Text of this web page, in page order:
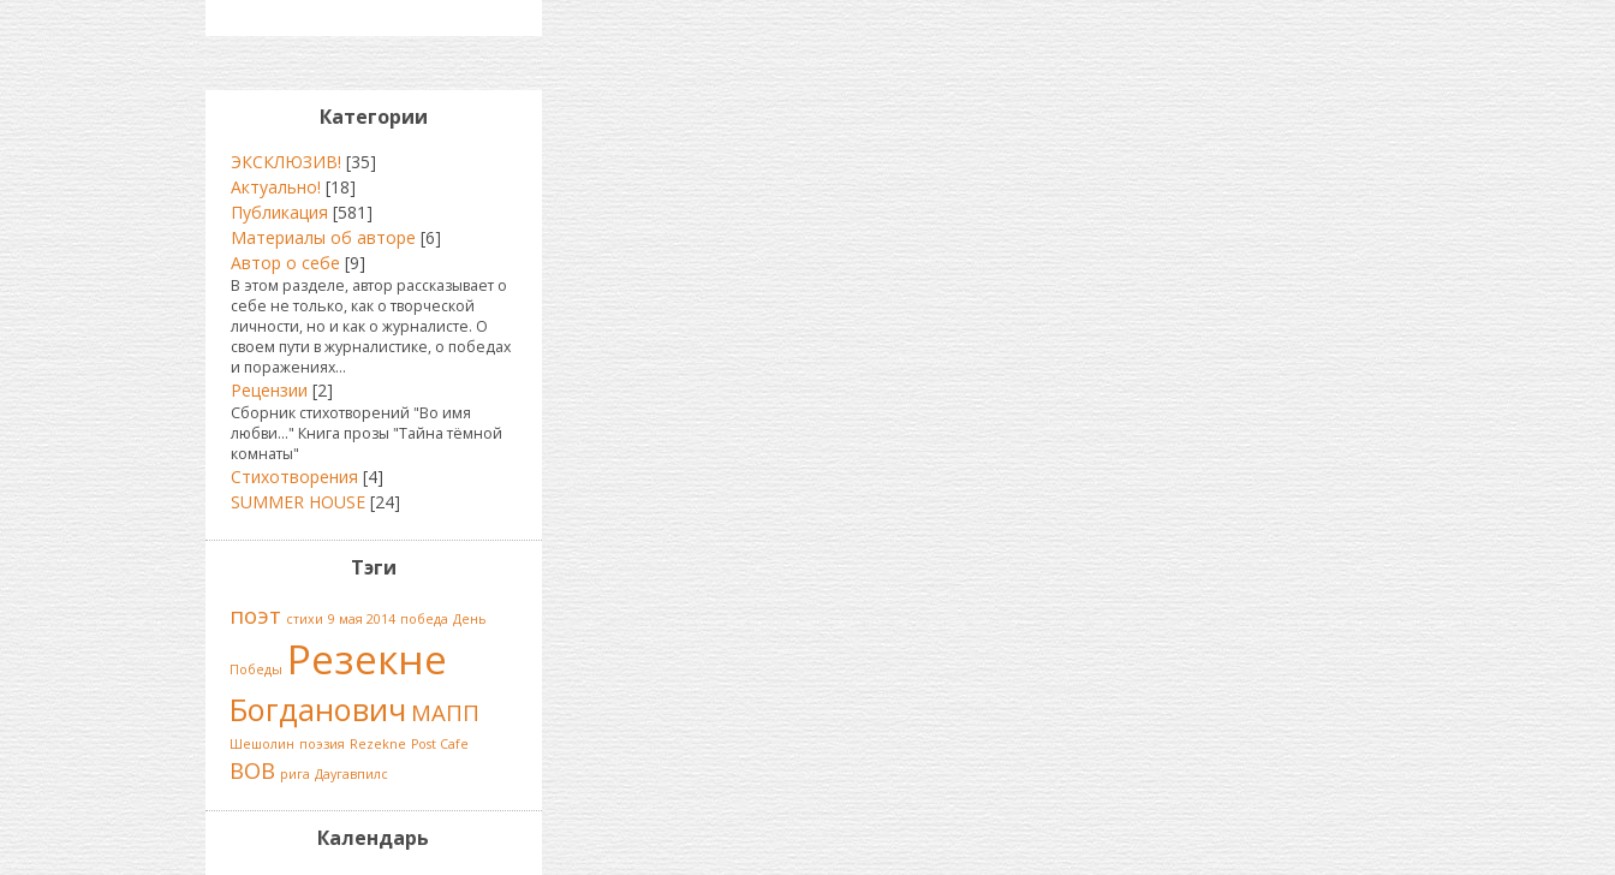
Категории
ЭКСКЛЮЗИВ! [35]
Актуально! [18]
Публикация [581]
Материалы об авторе [6]
Автор о себе [9]
В этом разделе, автор рассказывает о
себе не только, как о творческой
личности, но и как о журналисте. О
своем пути в журналистике, о победах
и поражениях...
Рецензии [2]
Сборник стихотворений "Во имя
любви..." Книга прозы "Тайна тёмной
комнаты"
Стихотворения [4]
SUMMER HOUSE [24]
Тэги
поэт стихи 9 мая 2014 победа День
Победы Резекне
Богданович МАПП
Шешолин поэзия Rezekne Post Cafe
ВОВ рига Даугавпилс
Календарь